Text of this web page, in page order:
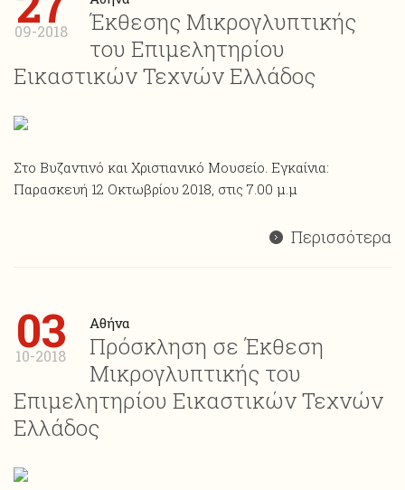
09-2018
Έκθεσης Μικρογλυπτικής
του Επιμελητηρίου
Εικαστικών Τεχνών Ελλάδος
Στο Βυζαντινό και Χριστιανικό Μουσείο. Εγκαίνια:
Παρασκευή 12 Οκτωβρίου 2018, στις 7.00 μ.μ
Περισσότερα
03
10-2018
Αθήνα
Πρόσκληση σε Έκθεση
Μικρογλυπτικής του
Επιμελητηρίου Εικαστικών Τεχνών
Ελλάδος